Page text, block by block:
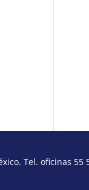
Tel. oficinas 55